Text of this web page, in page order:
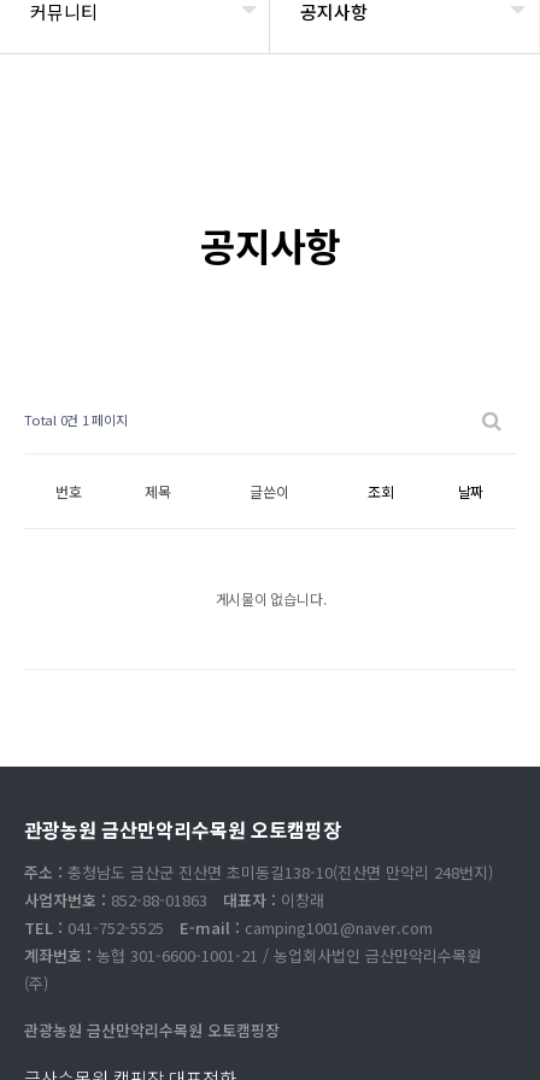
커뮤니티 공지사항
공지사항
Total 0건 1 페이지
번호 제목 글쓴이 조회 날짜
게시물이 없습니다.
관광농원 금산만악리수목원 오토캠핑장
주소 : 충청남도 금산군 진산면 초미동길138-10(진산면 만악리 248번지)
사업자번호 : 852-88-01863 대표자 : 이창래
TEL : 041-752-5525 E-mail : camping1001@naver.com
계좌번호 : 농협 301-6600-1001-21 / 농업회사법인 금산만악리수목원
(주)
관광농원 금산만악리수목원 오토캠핑장